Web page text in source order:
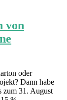
von
oder
Dann habe
zum 31. August